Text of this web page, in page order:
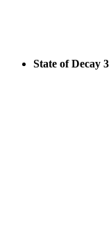
State of Decay 3